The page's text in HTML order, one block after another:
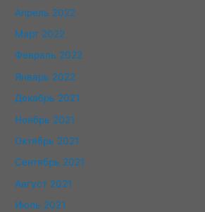
Апрель 2022
Март 2022
Февраль 2022
Январь 2022
Декабрь 2021
Ноябрь 2021
Октябрь 2021
Сентябрь 2021
Август 2021
Июль 2021